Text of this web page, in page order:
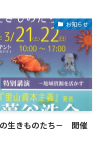
お知らせ
生きものたち－ 開催